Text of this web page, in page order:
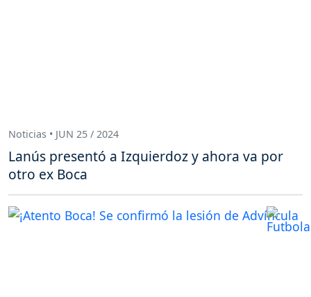
Noticias • JUN 25 / 2024
Lanús presentó a Izquierdoz y ahora va por
otro ex Boca